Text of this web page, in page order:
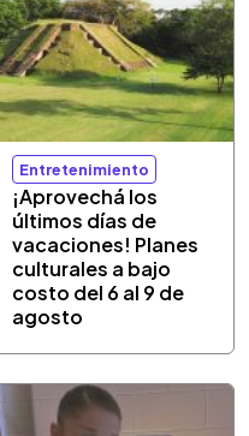
Entretenimiento
¡Aprovechá los
últimos días de
vacaciones! Planes
culturales a bajo
costo del 6 al 9 de
agosto